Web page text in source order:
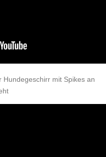
Hundegeschirr mit Spikes an